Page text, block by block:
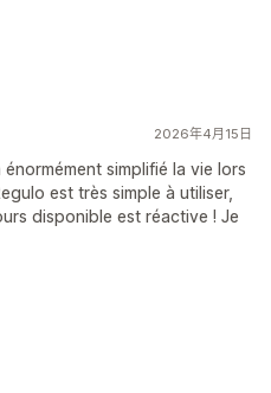
2026年4月15日
simplifié la vie lors
est très simple à utiliser,
disponible est réactive ! Je